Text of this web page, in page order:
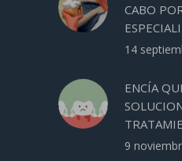
CABO
14
ENCÍA
9